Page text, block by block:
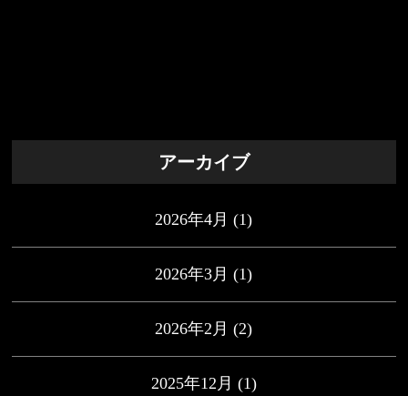
アーカイブ
2026年4月 (1)
2026年3月 (1)
2026年2月 (2)
2025年12月 (1)